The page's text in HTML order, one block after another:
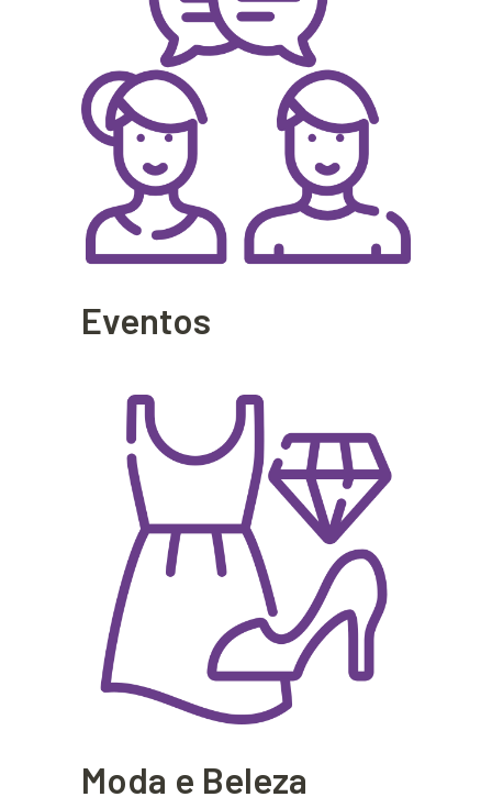
Eventos
Moda e Beleza